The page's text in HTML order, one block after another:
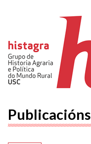
Publicacións